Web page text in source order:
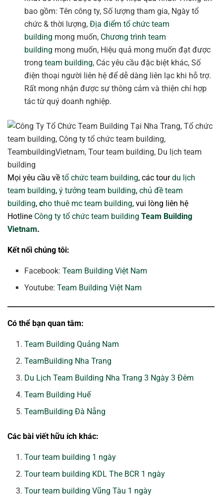
bao gồm: Tên công ty, Số lượng tham gia, Ngày tổ
chức & thời lượng,Địa điểm tổ chức team
building mong muốn, Chương trình team
building mong muốn, Hiệu quả mong muốn đạt được
trongteam building, Các yêu cầu đặc biệt khác, Số
điện thoại người liên hệ để dễ dàng liên lạc khi hỗ trợ.
Rất mong nhận được sự thông cảm và thiện chí hợp
tác từ quý doanh nghiệp.
Mọi yêu cầu về tổ chức team building, các tourdu lịch
team building, ý tưởng team building, chủ đề team
building, cho thuê mc team building, vui lòng liên hệ
Hotline Công ty tổ chức team building Team Building
Vietnam.
Kết nối chúng tôi:
Facebook:Team Building Việt Nam
Youtube:Team Building Việt Nam
Có thể bạn quan tâm:
Team Building Quảng Nam
TeamBuilding Nha Trang
Du Lịch Team Building Nha Trang 3 Ngày 3 Đêm
Team Building Huế
TeamBuilding Đà Nẵng
Các bài viết hữu ích khác:
Tour team building 1 ngày
Tour team building KDL The BCR 1 ngày
Tour team building Vũng Tàu 1 ngày